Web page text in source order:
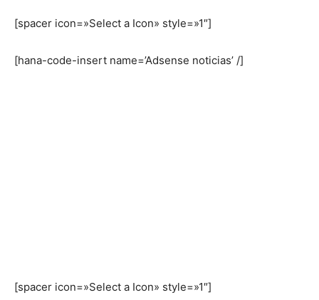
[spacer icon=»Select a Icon» style=»1″]
[hana-code-insert name=’Adsense noticias’ /]
[spacer icon=»Select a Icon» style=»1″]